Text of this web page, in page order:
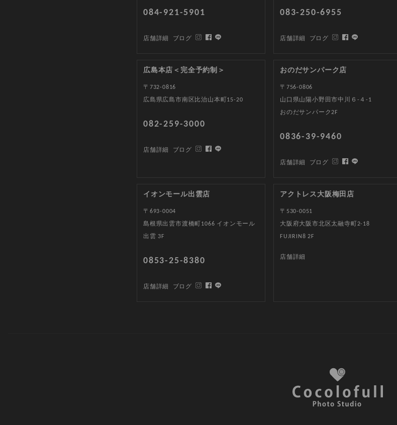
084-921-5901
店舗詳細 ブログ
083-250-6955
店舗詳細 ブログ
広島本店＜完全予約制＞
〒732-0816
広島県広島市南区比治山本町15-20
082-259-3000
店舗詳細 ブログ
おのだサンパーク店
〒756-0806
山口県山陽小野田市中川６-４-1
おのだサンパーク2F
0836-39-9460
店舗詳細 ブログ
イオンモール出雲店
〒693-0004
島根県出雲市渡橋町1066 イオンモール
出雲 3F
0853-25-8380
店舗詳細 ブログ
アクトレス大阪梅田店
〒530-0051
大阪府大阪市北区太融寺町2-18
FUJIRIN8 2F
店舗詳細